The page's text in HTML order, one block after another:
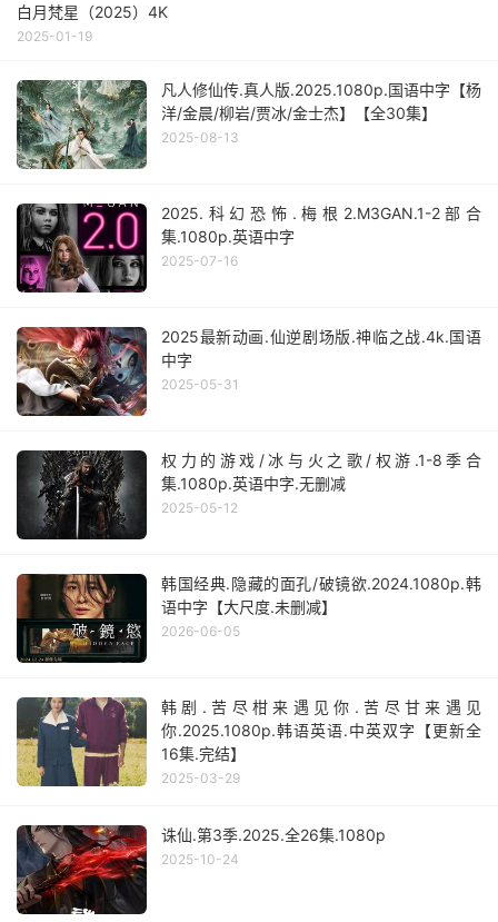
白月梵星（2025）4K
2025-01-19
凡人修仙传.真人版.2025.1080p.国语中字【杨
洋/金晨/柳岩/贾冰/金士杰】【全30集】
2025-08-13
2025.科幻恐怖.梅根2.M3GAN.1-2部合
集.1080p.英语中字
2025-07-16
2025最新动画.仙逆剧场版.神临之战.4k.国语
中字
2025-05-31
权力的游戏/冰与火之歌/权游.1-8季合
集.1080p.英语中字.无删减
2025-05-12
韩国经典.隐藏的面孔/破镜欲.2024.1080p.韩
语中字【大尺度.未删减】
2026-06-05
韩剧.苦尽柑来遇见你.苦尽甘来遇见
你.2025.1080p.韩语英语.中英双字【更新全
16集.完结】
2025-03-29
诛仙.第3季.2025.全26集.1080p
2025-10-24